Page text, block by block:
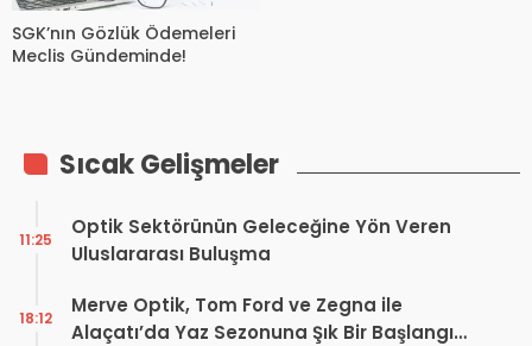
SGK’nın Gözlük Ödemeleri
Meclis Gündeminde!
Sıcak Gelişmeler
Optik Sektörünün Geleceğine Yön Veren
Uluslararası Buluşma
11:25
Merve Optik, Tom Ford ve Zegna ile
Alaçatı’da Yaz Sezonuna Şık Bir Başlangıç ​​
18:12